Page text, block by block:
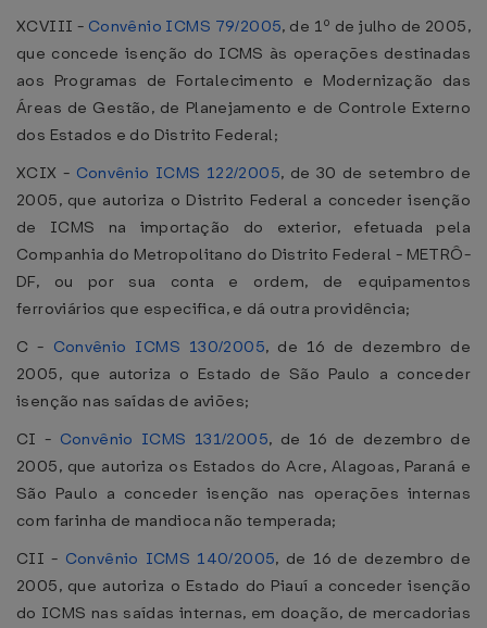
XCVIII - Convênio ICMS 79/2005, de 1º de julho de 2005,
que concede isenção do ICMS às operações destinadas
aos Programas de Fortalecimento e Modernização das
Áreas de Gestão, de Planejamento e de Controle Externo
dos Estados e do Distrito Federal;
XCIX - Convênio ICMS 122/2005, de 30 de setembro de
2005, que autoriza o Distrito Federal a conceder isenção
de ICMS na importação do exterior, efetuada pela
Companhia do Metropolitano do Distrito Federal - METRÔ-
DF, ou por sua conta e ordem, de equipamentos
ferroviários que especifica, e dá outra providência;
C - Convênio ICMS 130/2005, de 16 de dezembro de
2005, que autoriza o Estado de São Paulo a conceder
isenção nas saídas de aviões;
CI - Convênio ICMS 131/2005, de 16 de dezembro de
2005, que autoriza os Estados do Acre, Alagoas, Paraná e
São Paulo a conceder isenção nas operações internas
com farinha de mandioca não temperada;
CII - Convênio ICMS 140/2005, de 16 de dezembro de
2005, que autoriza o Estado do Piauí a conceder isenção
do ICMS nas saídas internas, em doação, de mercadorias